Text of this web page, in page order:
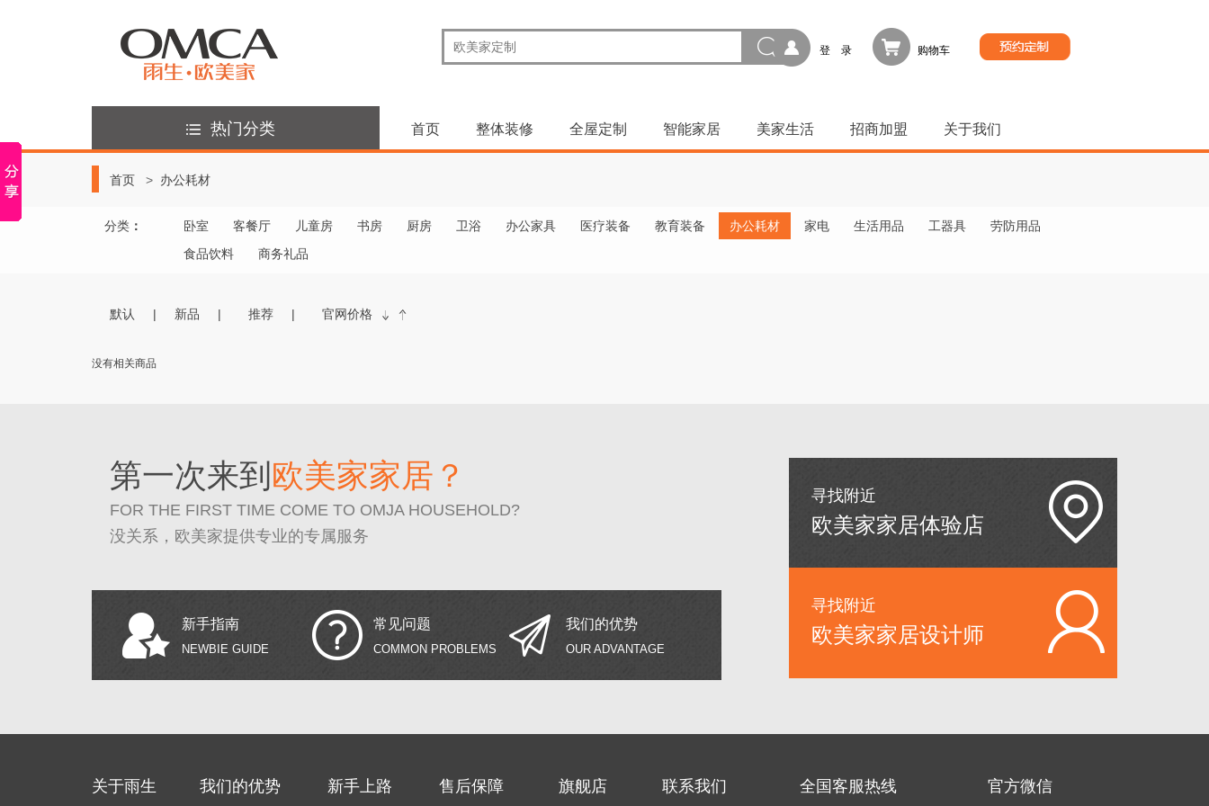
登 录 购物车
热门分类 首页 整体装修 全屋定制 智能家居 美家生活 招商加盟 关于我们
首页 办公耗材
分类 ： 卧室 客餐厅 儿童房 书房 厨房 卫浴 办公家具 医疗装备 教育装备 办公耗材 家电 生活用品 工器具
劳防用品
食品饮料
商务礼品
默认 新品 推荐 官网价格
没有相关商品
第一次来到 欧美家家居？
FOR THE FIRST TIME COME TO OMJA HOUSEHOLD?
没关系，欧美家提供专业的专属服务
新手指南
NEWBIE GUIDE
常见问题
COMMON PROBLEMS
我们的优势
OUR ADVANTAGE
寻找附近
欧美家家居体验店
寻找附近
欧美家家居设计师
关于雨生 我们的优势 新手上路 售后保障 旗舰店 联系我们 全国客服热线 官方微信